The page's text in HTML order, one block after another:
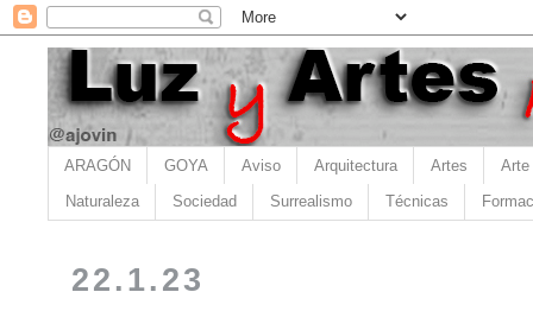
ARAGÓN GOYA Aviso Arquitectura Artes Arte
Naturaleza Sociedad Surrealismo Técnicas
22.1.23